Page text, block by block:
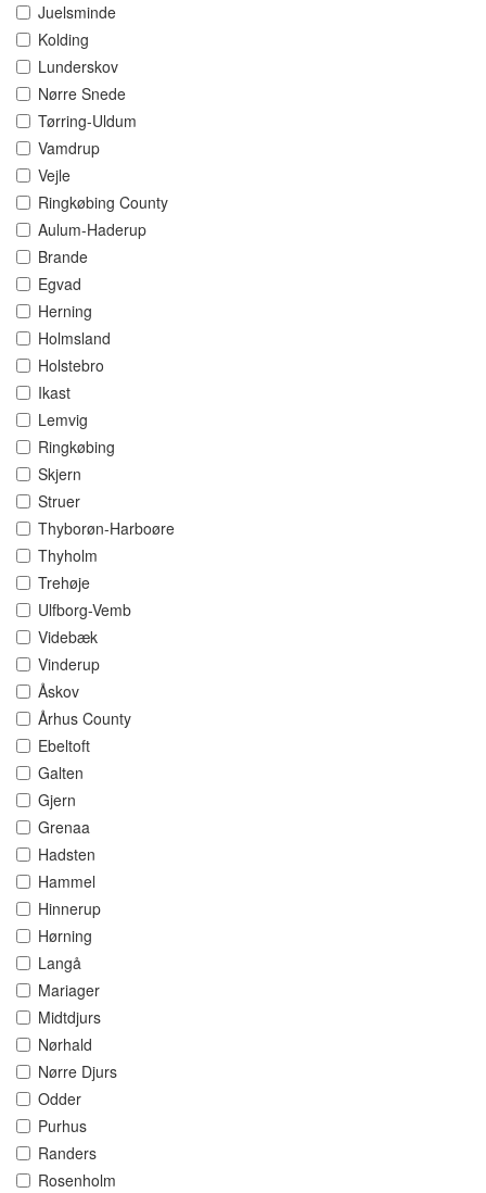
Juelsminde
Kolding
Lunderskov
Nørre Snede
Tørring-Uldum
Vamdrup
Vejle
Ringkøbing County
Aulum-Haderup
Brande
Egvad
Herning
Holmsland
Holstebro
Ikast
Lemvig
Ringkøbing
Skjern
Struer
Thyborøn-Harboøre
Thyholm
Trehøje
Ulfborg-Vemb
Videbæk
Vinderup
Åskov
Århus County
Ebeltoft
Galten
Gjern
Grenaa
Hadsten
Hammel
Hinnerup
Hørning
Langå
Mariager
Midtdjurs
Nørhald
Nørre Djurs
Odder
Purhus
Randers
Rosenholm